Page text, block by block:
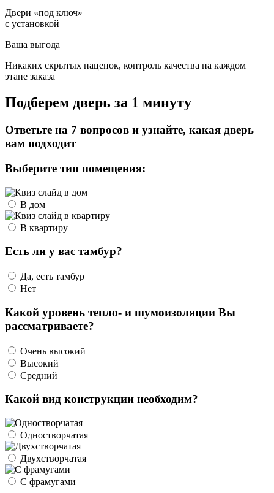
Двери «под ключ»
с установкой
Ваша выгода
Никаких скрытых наценок, контроль качества на каждом
этапе заказа
Подберем дверь за 1 минуту
Ответьте на 7 вопросов и узнайте, какая дверь
вам подходит
Выберите тип помещения:
В дом
В квартиру
Есть ли у вас тамбур?
Да, есть тамбур
Нет
Какой уровень тепло- и шумоизоляции Вы
рассматриваете?
Очень высокий
Высокий
Средний
Какой вид конструкции необходим?
Одностворчатая
Двухстворчатая
С фрамугами